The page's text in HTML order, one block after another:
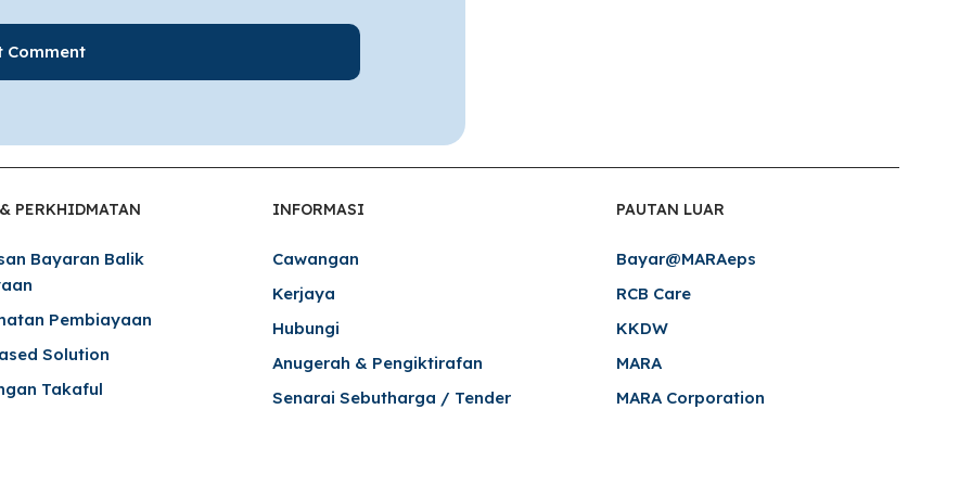
PERKHIDMATAN
Bayaran Balik
Pembiayaan
Solution
Takaful
INFORMASI
Cawangan
Kerjaya
Hubungi
Anugerah & Pengiktirafan
Senarai Sebutharga / Tender
PAUTAN LUAR
Bayar@MARAeps
RCB Care
KKDW
MARA
MARA Corporation